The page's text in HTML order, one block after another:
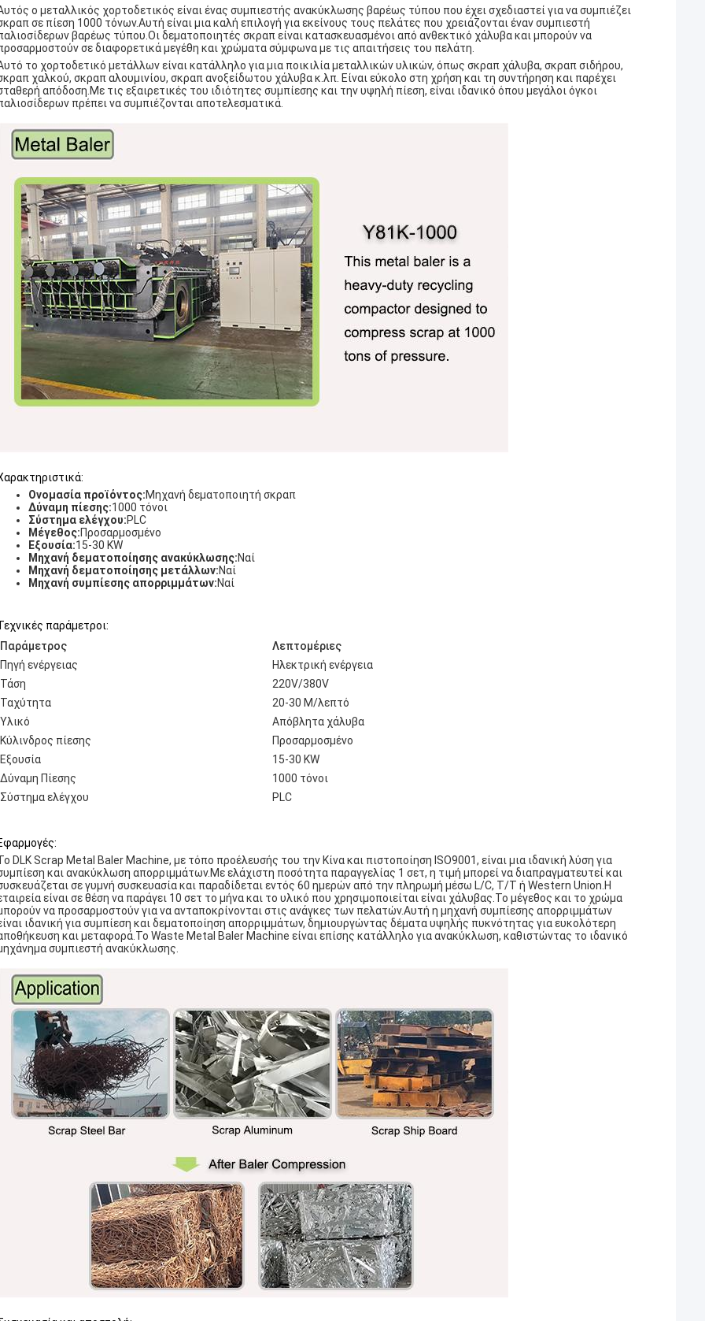
ο μεταλλικός χορτοδετικός είναι ένας συμπιεστής ανακύκλωσης βαρέως τύπου που έχει σχεδιαστεί για να συμπιέζει
σε πίεση 1000 τόνων.Αυτή είναι μια καλή επιλογή για εκείνους τους πελάτες που χρειάζονται έναν συμπιεστή
βαρέως τύπου.Οι δεματοποιητές σκραπ είναι κατασκευασμένοι από ανθεκτικό χάλυβα και μπορούν να
σε διαφορετικά μεγέθη και χρώματα σύμφωνα με τις απαιτήσεις του πελάτη.
το χορτοδετικό μετάλλων είναι κατάλληλο για μια ποικιλία μεταλλικών υλικών, όπως σκραπ χάλυβα, σκραπ σιδήρου,
χαλκού, σκραπ αλουμινίου, σκραπ ανοξείδωτου χάλυβα κ.λπ. Είναι εύκολο στη χρήση και τη συντήρηση και παρέχει
απόδοση.Με τις εξαιρετικές του ιδιότητες συμπίεσης και την υψηλή πίεση, είναι ιδανικό όπου μεγάλοι όγκοι
πρέπει να συμπιέζονται αποτελεσματικά.
Ονομασία προϊόντος:Μηχανή δεματοποιητή σκραπ
Δύναμη πίεσης:1000 τόνοι
Σύστημα ελέγχου:PLC
Μέγεθος:Προσαρμοσμένο
Εξουσία:15-30 KW
Μηχανή δεματοποίησης ανακύκλωσης:Ναί
Μηχανή δεματοποίησης μετάλλων:Ναί
Μηχανή συμπίεσης απορριμμάτων:Ναί
παράμετροι:
Παράμετρος
Λεπτομέριες
Πηγή ενέργειας
Ηλεκτρική ενέργεια
Τάση
220V/380V
Ταχύτητα
20-30 Μ/λεπτό
Υλικό
Απόβλητα χάλυβα
Κύλινδρος πίεσης
Προσαρμοσμένο
Εξουσία
15-30 KW
Δύναμη Πίεσης
1000 τόνοι
Σύστημα ελέγχου
PLC
DLK Scrap Metal Baler Machine, με τόπο προέλευσής του την Κίνα και πιστοποίηση ISO9001, είναι μια ιδανική λύση για
και ανακύκλωση απορριμμάτων.Με ελάχιστη ποσότητα παραγγελίας 1 σετ, η τιμή μπορεί να διαπραγματευτεί και
σε γυμνή συσκευασία και παραδίδεται εντός 60 ημερών από την πληρωμή μέσω L/C, T/T ή Western Union.Η
είναι σε θέση να παράγει 10 σετ το μήνα και το υλικό που χρησιμοποιείται είναι χάλυβας.Το μέγεθος και το χρώμα
να προσαρμοστούν για να ανταποκρίνονται στις ανάγκες των πελατών.Αυτή η μηχανή συμπίεσης απορριμμάτων
ιδανική για συμπίεση και δεματοποίηση απορριμμάτων, δημιουργώντας δέματα υψηλής πυκνότητας για ευκολότερη
και μεταφορά.Το Waste Metal Baler Machine είναι επίσης κατάλληλο για ανακύκλωση, καθιστώντας το ιδανικό
συμπιεστή ανακύκλωσης.